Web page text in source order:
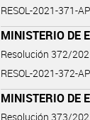
RESOL-2021-371-
MINISTERIO DE
Resolución 372/
RESOL-2021-372-
MINISTERIO DE
Resolución 373/